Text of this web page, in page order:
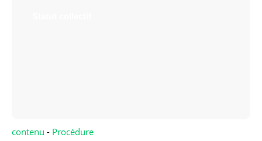
contenu - Procédure